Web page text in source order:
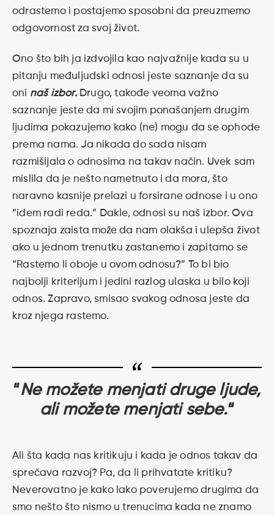
odrastemo i postajemo sposobni da preuzmemo
odgovornost za svoj život.
Ono što bih ja izdvojila kao najvažnije kada su u
pitanju međuljudski odnosi jeste saznanje da su
oni naš izbor.Drugo, takođe veoma važno
saznanje jeste da mi svojim ponašanjem drugim
ljudima pokazujemo kako (ne) mogu da se ophode
prema nama. Ja nikada do sada nisam
razmišljala o odnosima na takav način. Uvek sam
mislila da je nešto nametnuto i da mora, što
naravno kasnije prelazi u forsirane odnose i u ono
“idem radi reda.” Dakle, odnosi su naš izbor. Ova
spoznaja zaista može da nam olakša i ulepša život
ako u jednom trenutku zastanemo i zapitamo se
“Rastemo li oboje u ovom odnosu?” To bi bio
najbolji kriterijum i jedini razlog ulaska u bilo koji
odnos. Zapravo, smisao svakog odnosa jeste da
kroz njega rastemo.
“Ne možete menjati druge ljude,
ali možete menjati sebe.“
Ali šta kada nas kritikuju i kada je odnos takav da
sprečava razvoj? Pa, da li prihvatate kritiku?
Neverovatno je kako lako poverujemo drugima da
smo nešto što nismo u trenucima kada ne znamo